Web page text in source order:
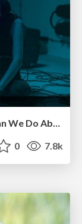
AI Search: Where Are We & What Can We Do About It?
0 7.8k